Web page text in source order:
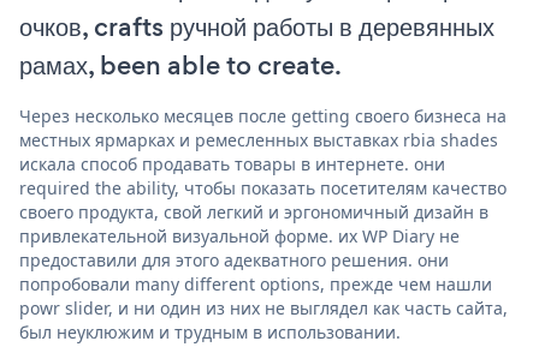
очков, crafts ручной работы в деревянных
рамах, been able to create.
Через несколько месяцев после getting своего бизнеса на
местных ярмарках и ремесленных выставках rbia shades
искала способ продавать товары в интернете. они
required the ability, чтобы показать посетителям качество
своего продукта, свой легкий и эргономичный дизайн в
привлекательной визуальной форме. их WP Diary не
предоставили для этого адекватного решения. они
попробовали many different options, прежде чем нашли
powr slider, и ни один из них не выглядел как часть сайта,
был неуклюжим и трудным в использовании.